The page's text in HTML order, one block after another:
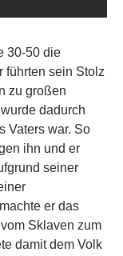
30-50 die
führten sein Stolz
zu großen
dadurch
Vaters war. So
ihn und er
seiner
er das
Sklaven zum
damit dem Volk